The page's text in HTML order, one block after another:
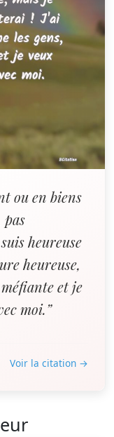
ou en biens
pas
heureuse
heureuse,
et je
moi.”
Voir la citation →